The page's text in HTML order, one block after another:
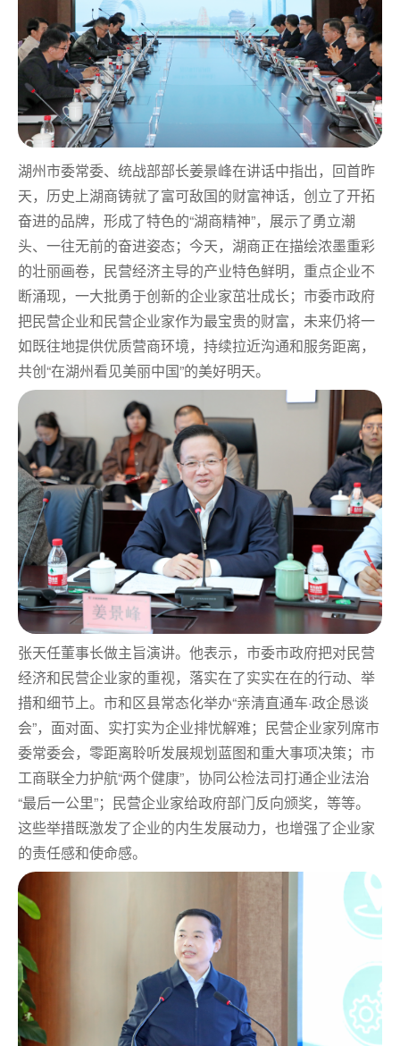
湖州市委常委、统战部部长姜景峰在讲话中指出，回首昨
天，历史上湖商铸就了富可敌国的财富神话，创立了开拓
奋进的品牌，形成了特色的“湖商精神”，展示了勇立潮
头、一往无前的奋进姿态；今天，湖商正在描绘浓墨重彩
的壮丽画卷，民营经济主导的产业特色鲜明，重点企业不
断涌现，一大批勇于创新的企业家茁壮成长；市委市政府
把民营企业和民营企业家作为最宝贵的财富， 未来仍将一
如既往地提供优质营商环境，持续拉近沟通和服务距离，
共创“在湖州看见美丽中国”的美好明天。
张天任董事长做主旨演讲。他表示， 市委市政府把对民营
经济和民营企业家的重视，落实在了实实在在的行动、举
措和细节上。市和区县常态化举办“亲清直通车·政企恳谈
会”，面对面、实打实为企业排忧解难； 民营企业家列席市
委常委会，零距离聆听发展规划蓝图和重大事项决策； 市
工商联全力护航“两个健康”，协同公检法司打通企业法治
“最后一公里”； 民营企业家给政府部门反向颁奖，等等。
这些举措既激发了企业的内生发展动力，也增强了企业家
的责任感和使命感。